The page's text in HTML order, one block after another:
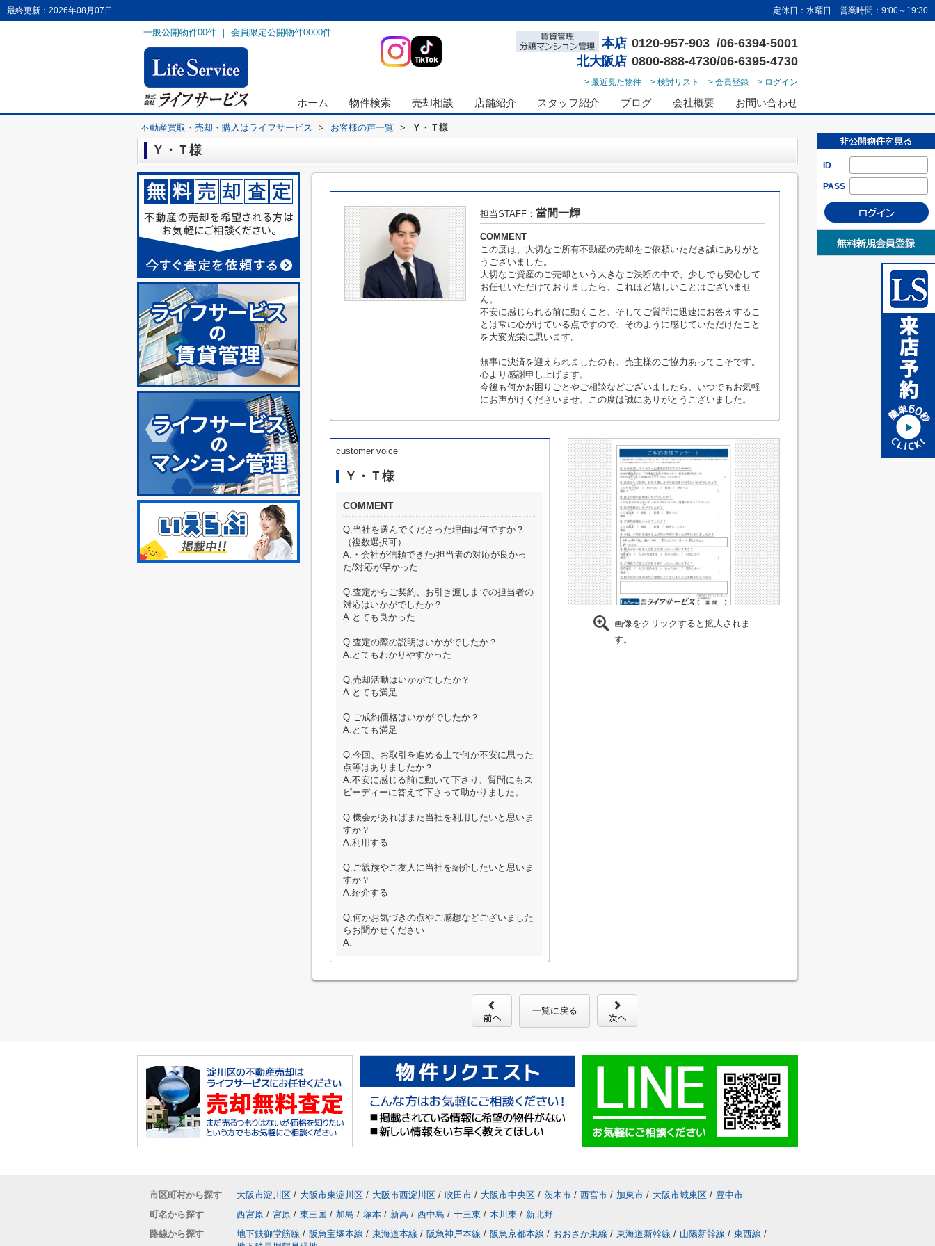
最終更新：2026年08月07日 定休日：水曜日 営業時間：9:00～19:30
一般公開物件00件 ｜ 会員限定公開物件0000件
本店 0120-957-903 /06-6394-5001
北大阪店 0800-888-4730/06-6395-4730
> 最近見た物件 > 検討リスト > 会員登録 > ログイン
ホーム 物件検索 売却相談 店舗紹介 スタッフ紹介 ブログ 会社概要 お問い合わせ
ID
PASS
不動産買取・売却・購入はライフサービス > お客様の声一覧 > Ｙ・Ｔ様
Ｙ・Ｔ様
担当STAFF： 當間一輝
COMMENT
この度は、大切なご所有不動産の売却をご依頼いただき誠にありがと
うございました。
大切なご資産のご売却という大きなご決断の中で、少しでも安心して
お任せいただけておりましたら、これほど嬉しいことはございませ
ん。
不安に感じられる前に動くこと、そしてご質問に迅速にお答えするこ
とは常に心がけている点ですので、そのように感じていただけたこと
を大変光栄に思います。
無事に決済を迎えられましたのも、売主様のご協力あってこそです。
心より感謝申し上げます。
今後も何かお困りごとやご相談などございましたら、いつでもお気軽
にお声がけくださいませ。この度は誠にありがとうございました。
customer voice
Ｙ・Ｔ様
COMMENT
Q.当社を選んでくださった理由は何ですか？
（複数選択可）
A.・会社が信頼できた/担当者の対応が良かっ
た/対応が早かった
Q.査定からご契約、お引き渡しまでの担当者の
対応はいかがでしたか？
A.とても良かった
Q.査定の際の説明はいかがでしたか？
A.とてもわかりやすかった
Q.売却活動はいかがでしたか？
A.とても満足
Q.ご成約価格はいかがでしたか？
A.とても満足
Q.今回、お取引を進める上で何か不安に思った
点等はありましたか？
A.不安に感じる前に動いて下さり、質問にもス
ピーディーに答えて下さって助かりました。
Q.機会があればまた当社を利用したいと思いま
すか？
A.利用する
Q.ご親族やご友人に当社を紹介したいと思いま
すか？
A.紹介する
Q.何かお気づきの点やご感想などございました
らお聞かせください
A.
画像をクリックすると拡大されま
す。
一覧に戻る
市区町村から探す 大阪市淀川区 / 大阪市東淀川区 / 大阪市西淀川区 / 吹田市 / 大阪市中央区 / 茨木市 / 西宮市 / 加東市 / 大阪市城東区 / 豊中市
町名から探す
西宮原 / 宮原 / 東三国 / 加島 / 塚本 / 新高 / 西中島 / 十三東 / 木川東 / 新北野
路線から探す
地下鉄御堂筋線 / 阪急宝塚本線 / 東海道本線 / 阪急神戸本線 / 阪急京都本線 / おおさか東線 / 東海道新幹線 / 山陽新幹線 / 東西線 /